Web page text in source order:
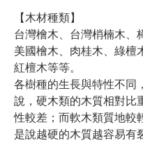
【木材種類】
台灣檜木、台灣梢楠木、
美國檜木、肉桂木、綠檀
紅檀木等等。
各樹種的生長與特性不同
說，硬木類的木質相對比
性較差；而軟木類質地較
是說越硬的木質越容易有